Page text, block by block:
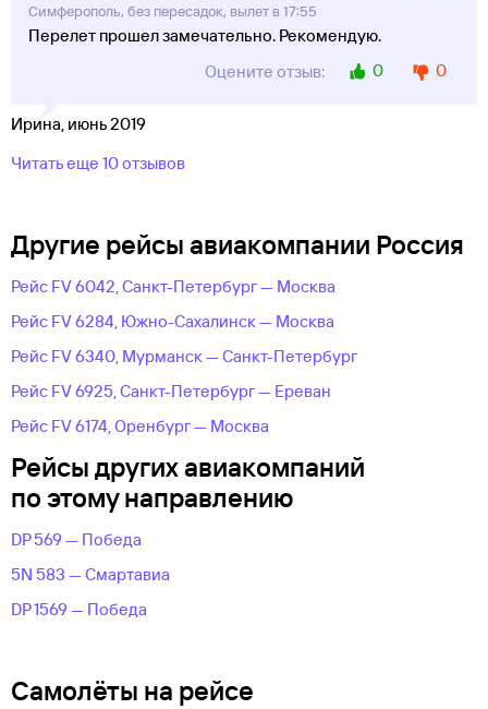
Симферополь, без пересадок, вылет в 17:55
Перелет прошел замечательно. Рекомендую.
Оцените отзыв:
0 0
Ирина, июнь 2019
Читать еще 10 отзывов
Другие рейсы авиакомпании Россия
Рейс FV 6042, Санкт-Петербург — Москва
Рейс FV 6284, Южно-Сахалинск — Москва
Рейс FV 6340, Мурманск — Санкт-Петербург
Рейс FV 6925, Санкт-Петербург — Ереван
Рейс FV 6174, Оренбург — Москва
Рейсы других авиакомпаний
по этому направлению
DP 569 — Победа
5N 583 — Смартавиа
DP 1569 — Победа
Самолёты на рейсе